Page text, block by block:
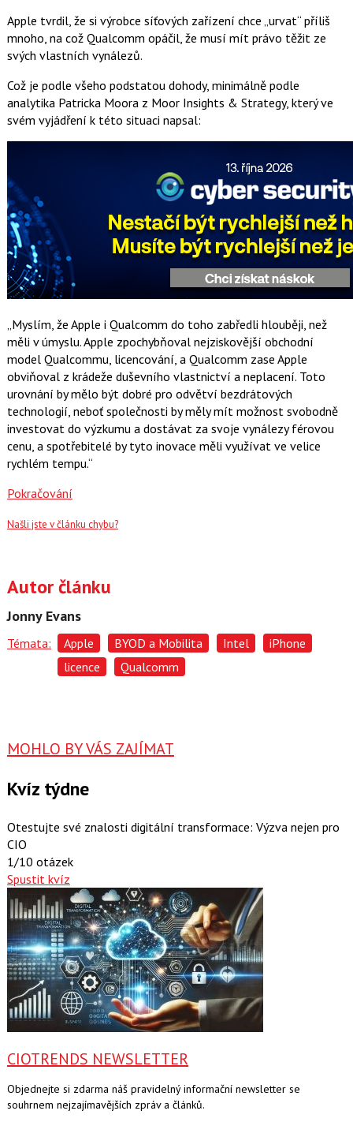
Apple tvrdil, že si výrobce síťových zařízení chce „urvat“ příliš
mnoho, na což Qualcomm opáčil, že musí mít právo těžit ze
svých vlastních vynálezů.
Což je podle všeho podstatou dohody, minimálně podle
analytika Patricka Moora z Moor Insights & Strategy, který ve
svém vyjádření k této situaci napsal:
„Myslím, že Apple i Qualcomm do toho zabředli hlouběji, než
měli v úmyslu. Apple zpochybňoval nejziskovější obchodní
model Qualcommu, licencování, a Qualcomm zase Apple
obviňoval z krádeže duševního vlastnictví a neplacení. Toto
urovnání by mělo být dobré pro odvětví bezdrátových
technologií, neboť společnosti by měly mít možnost svobodně
investovat do výzkumu a dostávat za svoje vynálezy férovou
cenu, a spotřebitelé by tyto inovace měli využívat ve velice
rychlém tempu.“
Pokračování
Našli jste v článku chybu?
Autor článku
Jonny Evans
Témata: Apple BYOD a Mobilita Intel
iPhone
licence
Qualcomm
MOHLO BY VÁS ZAJÍMAT
Kvíz týdne
Otestujte své znalosti digitální transformace: Výzva nejen pro
CIO
1/10 otázek
Spustit kvíz
CIOTRENDS NEWSLETTER
Objednejte si zdarma náš pravidelný informační newsletter se
souhrnem nejzajímavějších zpráv a článků.